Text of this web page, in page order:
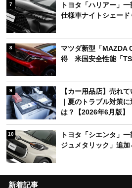
7
トヨタ「ハリアー」
仕様車ナイトシェード
8
マツダ新型「MAZDA
得 米国安全性能「
9
【カー用品店】売れ
｜夏のトラブル対策
は？【2026年6月版】
10
トヨタ「シエンタ」
ジュメタリック」追
新着記事